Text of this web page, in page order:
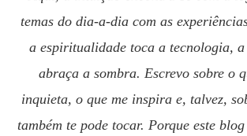
temas do dia-a-dia com as
a espiritualidade toca a tecnologia, a
abraça a sombra. Escrevo sobre o
inquieta, o que me inspira e, talvez,
também te pode tocar. Porque este